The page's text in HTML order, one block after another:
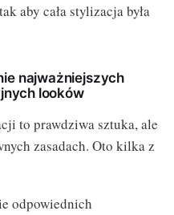
aby cała stylizacja była
najważniejszych
looków
to prawdziwa sztuka, ale
zasadach. Oto kilka z
odpowiednich